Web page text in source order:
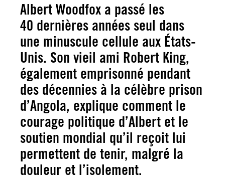
Albert Woodfox a passé les
40 dernières années seul dans
une minuscule cellule aux États-
Unis. Son vieil ami Robert King,
également emprisonné pendant
des décennies à la célèbre prison
d’Angola, explique comment le
courage politique d’Albert et le
soutien mondial qu’il reçoit lui
permettent de tenir, malgré la
douleur et l’isolement.